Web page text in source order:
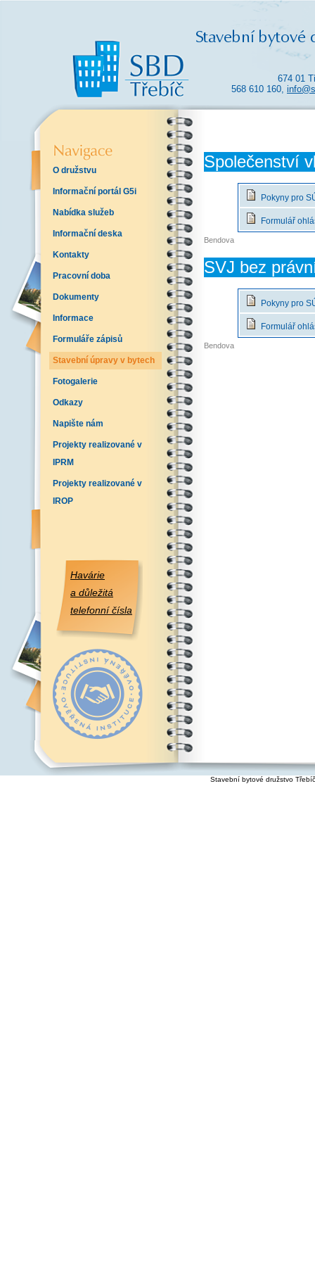
674 01
568 610 160,
O družstvu
Informační portál G5i
Nabídka služeb
Informační deska
Kontakty
Pracovní doba
Dokumenty
Informace
Formuláře zápisů
Stavební úpravy v bytech
Fotogalerie
Odkazy
Napište nám
Projekty realizované v
IPRM
Projekty realizované v
IROP
Havárie
a důležitá
telefonní čísla
Společenství
Pokyny pro
Formulář
Bendova
SVJ bez
Pokyny pro
Formulář
Bendova
Stavební bytové družstvo